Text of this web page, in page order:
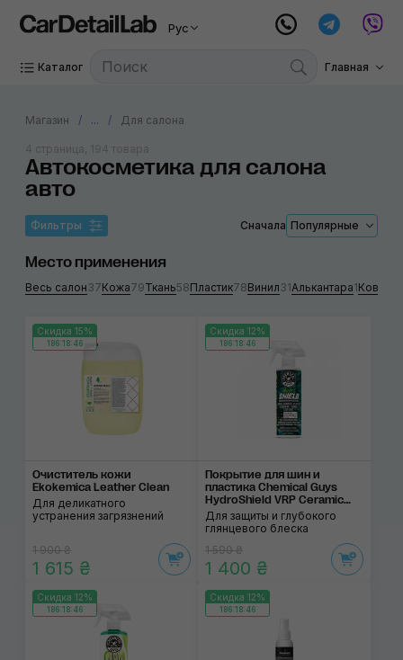
Рус
Каталог Главная
Магазин ... Для салона
Автокосметика для салона
авто
4 страница, 194 товара
Фильтры Сначала Популярные
Место применения
Весь салон37Кожа79Ткань58Пластик78Винил31Алькантара1
Скидка 15%
186:18:46
Очиститель кожи
Ekokemica Leather Clean
Для деликатного
устранения загрязнений
1 900 ₴
1 615 ₴
Скидка 12%
186:18:46
Покрытие для шин и
пластика Chemical Guys
HydroShield VRP Ceramic
Shine Coating
Для защиты и глубокого
глянцевого блеска
1 590 ₴
1 400 ₴
Скидка 12%
186:18:46
Скидка 12%
186:18:46